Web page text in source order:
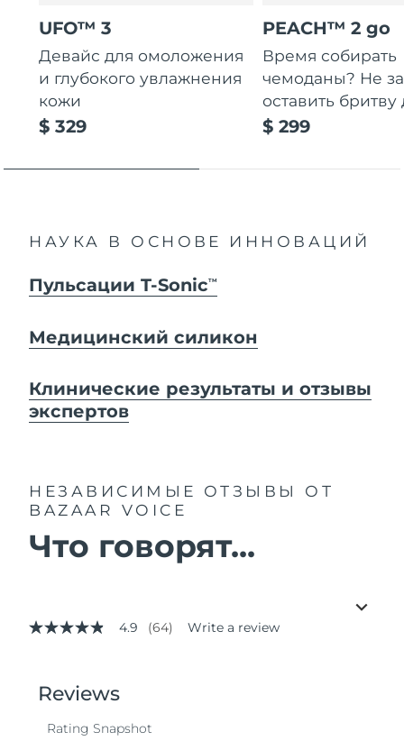
UFO™ 3
Девайс для омоложения
и глубокого увлажнения
кожи
$ 329
PEACH™ 2 go
Время собирать
чемоданы? Не
оставить бритву
$ 299
НАУКА В ОСНОВЕ ИННОВАЦИЙ
Пульсации T-SonicTM
Медицинский силикон
Клинические результаты и отзывы
экспертов
НЕЗАВИСИМЫЕ ОТЗЫВЫ
ОТ
BAZAAR VOICE
Что говорят...
4.9
stars,
average
value.
4.9 (64) Write a review